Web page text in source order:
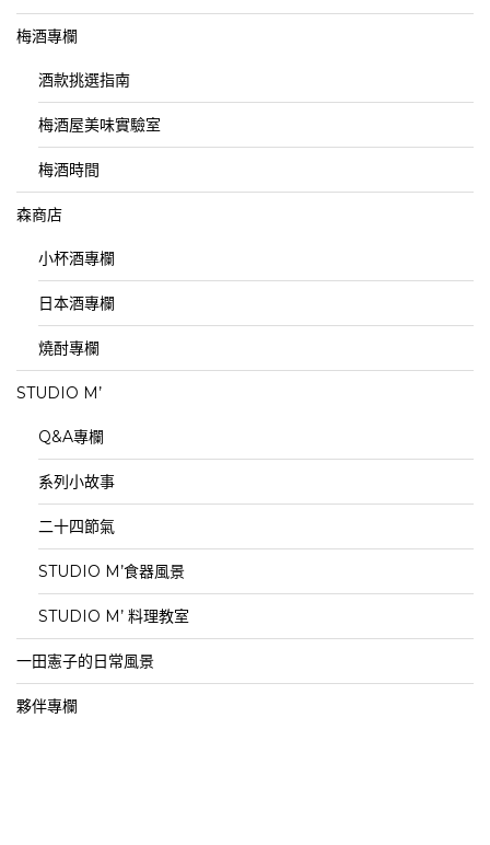
梅酒專欄
酒款挑選指南
梅酒屋美味實驗室
梅酒時間
森商店
小杯酒專欄
日本酒專欄
燒酎專欄
STUDIO M’
Q&A專欄
系列小故事
二十四節氣
STUDIO M’食器風景
STUDIO M’ 料理教室
一田憲子的日常風景
夥伴專欄